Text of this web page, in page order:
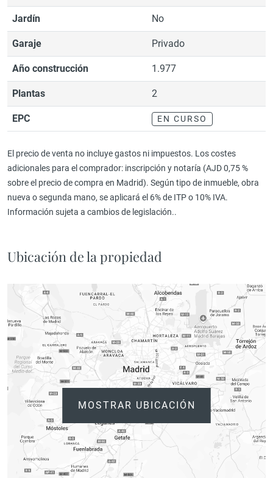
Jardín No
Garaje Privado
Año construcción 1.977
Plantas 2
EPC EN CURSO
El precio de venta no incluye gastos ni impuestos. Los costes
adicionales para el comprador: inscripción y notaría (AJD 0,75 %
sobre el precio de compra en Madrid). Según tipo de inmueble, obra
nueva o segunda mano, se aplicará el 6% de ITP o 10% IVA.
Información sujeta a cambios de legislación..
Ubicación de la propiedad
MOSTRAR UBICACIÓN